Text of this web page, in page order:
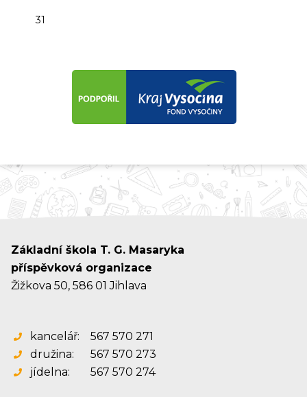
31
Základní škola T. G. Masaryka
příspěvková organizace
Žižkova 50, 586 01 Jihlava
kancelář:
567 570 271
družina:
567 570 273
jídelna:
567 570 274